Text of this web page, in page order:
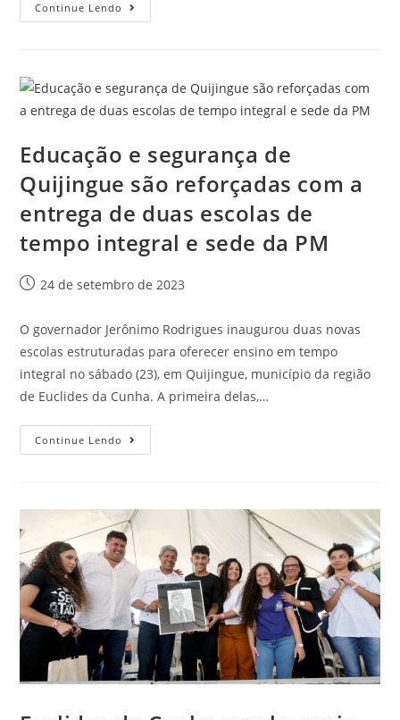
Continue Lendo
Educação e segurança de
Quijingue são reforçadas com a
entrega de duas escolas de
tempo integral e sede da PM
24 de setembro de 2023
O governador Jerônimo Rodrigues inaugurou duas novas
escolas estruturadas para oferecer ensino em tempo
integral no sábado (23), em Quijingue, município da região
de Euclides da Cunha. A primeira delas,…
Continue Lendo